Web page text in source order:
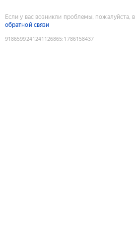
Если у вас возникли проблемы, пожалуйста,
обратной связи
9186599241241126865:1786158437